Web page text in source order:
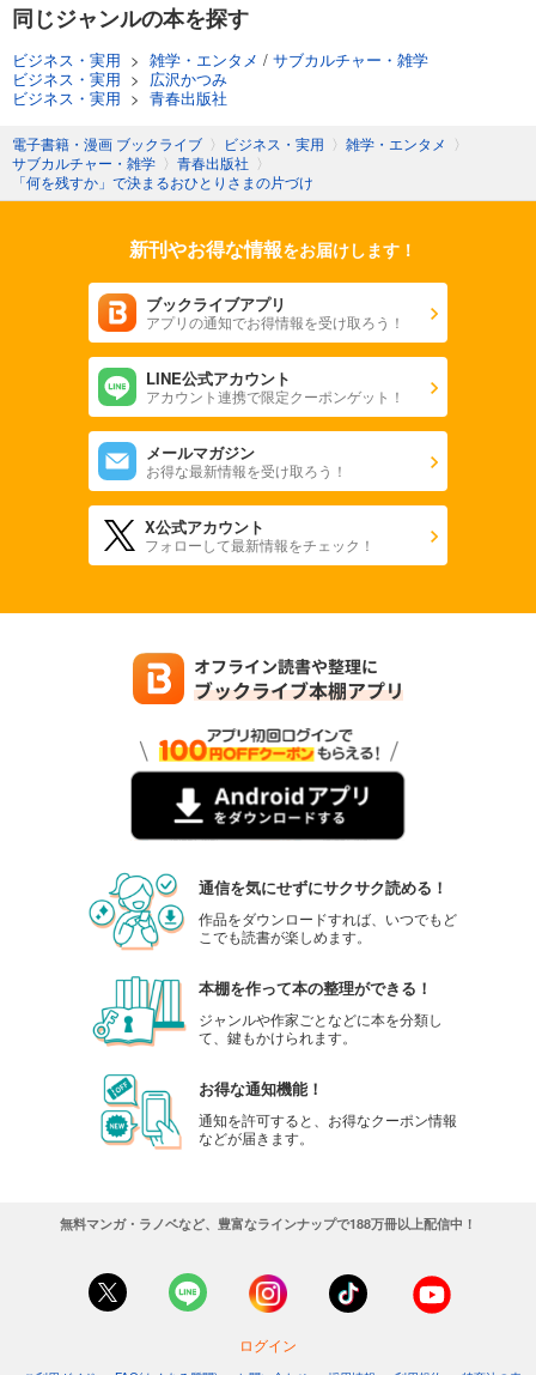
同じジャンルの本を探す
ビジネス・実用 > 雑学・エンタメ / サブカルチャー・雑学
ビジネス・実用 > 広沢かつみ
ビジネス・実用 > 青春出版社
電子書籍・漫画 ブックライブ 〉 ビジネス・実用 〉 雑学・エンタメ 〉
サブカルチャー・雑学 〉 青春出版社 〉
「何を残すか」で決まるおひとりさまの片づけ
新刊やお得な情報をお届けします！
ブックライブアプリ
アプリの通知でお得情報を受け取ろう！
LINE公式アカウント
アカウント連携で限定クーポンゲット！
メールマガジン
お得な最新情報を受け取ろう！
X公式アカウント
フォローして最新情報をチェック！
通信を気にせずにサクサク読める！
作品をダウンロードすれば、いつでもど
こでも読書が楽しめます。
本棚を作って本の整理ができる！
ジャンルや作家ごとなどに本を分類し
て、鍵もかけられます。
お得な通知機能！
通知を許可すると、お得なクーポン情報
などが届きます。
無料マンガ・ラノベなど、豊富なラインナップで188万冊以上配信中！
ログイン